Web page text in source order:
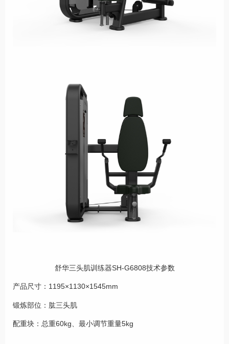
舒华三头肌训练器SH-G6808技术参数
产品尺寸：1195×1130×1545mm
锻炼部位：肱三头肌
配重块：总重60kg、最小调节重量5kg